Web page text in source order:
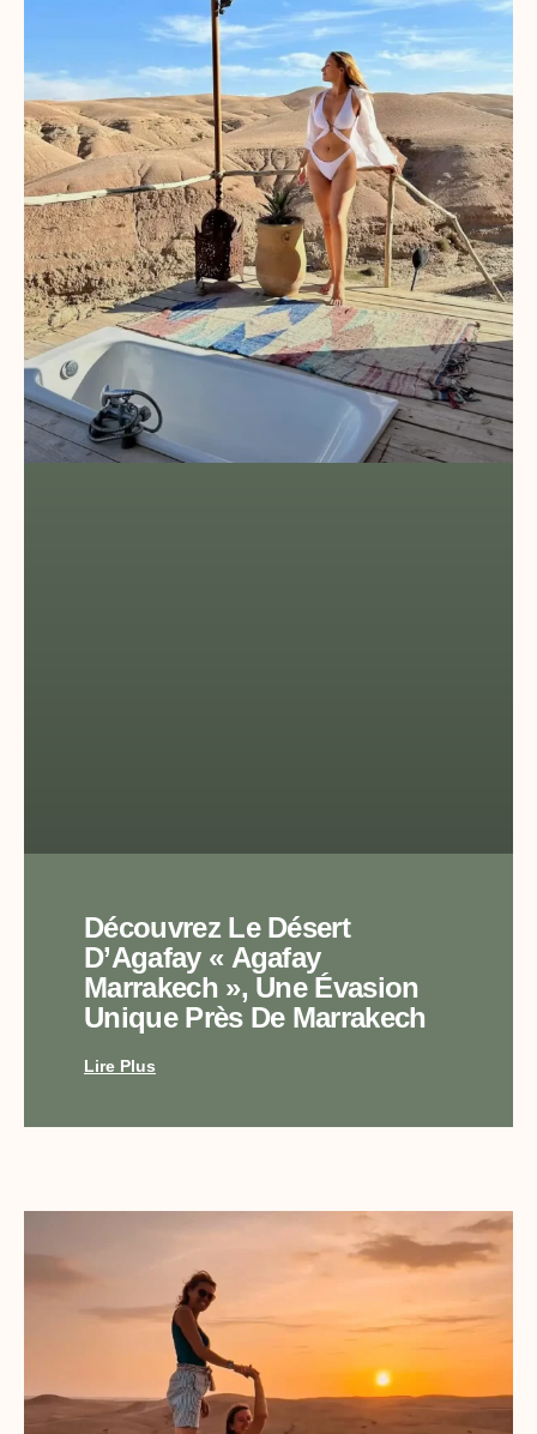
Découvrez Le Désert
D’Agafay « Agafay
Marrakech », Une Évasion
Unique Près De Marrakech
Lire Plus